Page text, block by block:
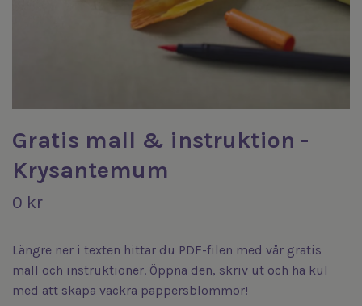
Gratis mall & instruktion -
Krysantemum
0 kr
Längre ner i texten hittar du PDF-filen med vår gratis
mall och instruktioner. Öppna den, skriv ut och ha kul
med att skapa vackra pappersblommor!